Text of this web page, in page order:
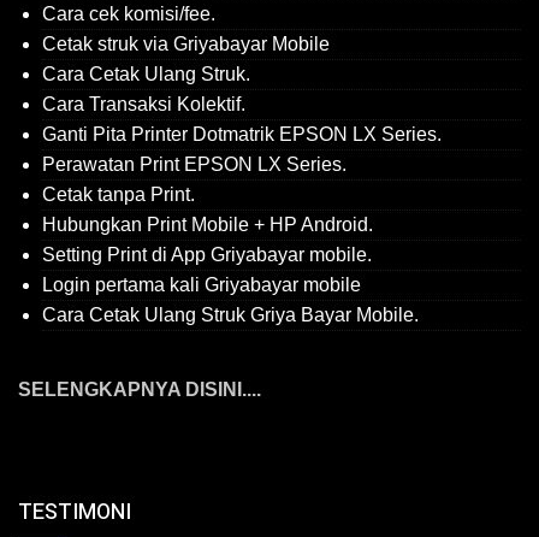
Cara cek komisi/fee.
Cetak struk via Griyabayar Mobile
Cara Cetak Ulang Struk.
Cara Transaksi Kolektif.
Ganti Pita Printer Dotmatrik EPSON LX Series.
Perawatan Print EPSON LX Series.
Cetak tanpa Print.
Hubungkan Print Mobile + HP Android.
Setting Print di App Griyabayar mobile.
Login pertama kali Griyabayar mobile
Cara Cetak Ulang Struk Griya Bayar Mobile.
SELENGKAPNYA DISINI....
TESTIMONI